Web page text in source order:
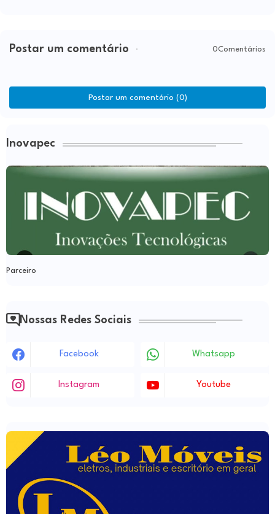
Postar um comentário 0Comentários
Postar um comentário (0)
Inovapec
Parceiro
Nossas Redes Sociais
Facebook Whatsapp
Instagram Youtube